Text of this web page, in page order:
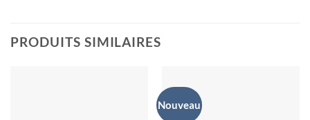
PRODUITS SIMILAIRES
Nouveau